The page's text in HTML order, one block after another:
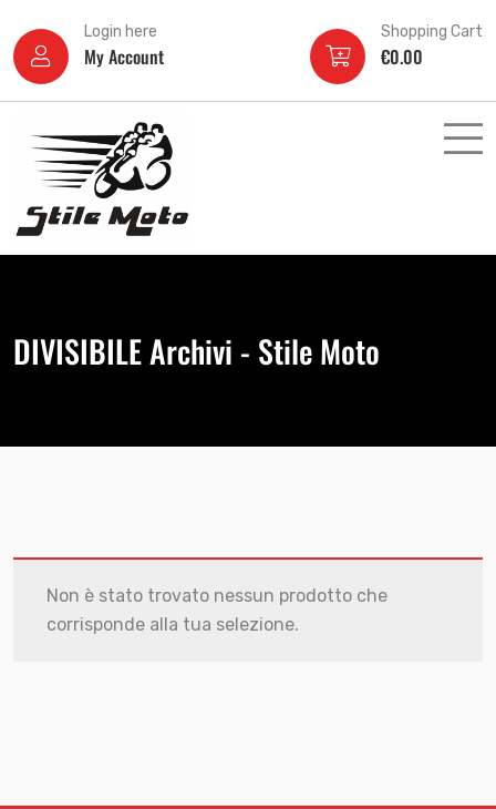
Login here
My Account
Shopping Cart
€0.00
DIVISIBILE Archivi - Stile Moto
Non è stato trovato nessun prodotto che
corrisponde alla tua selezione.